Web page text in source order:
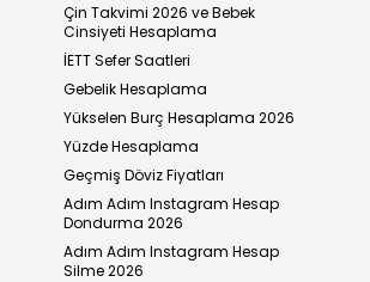
Çin Takvimi 2026 ve Bebek
Cinsiyeti Hesaplama
İETT Sefer Saatleri
Gebelik Hesaplama
Yükselen Burç Hesaplama 2026
Yüzde Hesaplama
Geçmiş Döviz Fiyatları
Adım Adım Instagram Hesap
Dondurma 2026
Adım Adım Instagram Hesap
Silme 2026